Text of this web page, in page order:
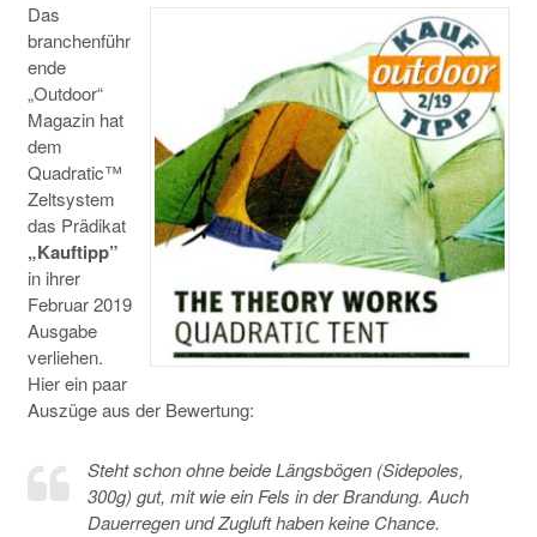
Das
branchenführ
ende
„Outdoor“
Magazin hat
dem
Quadratic™
Zeltsystem
das Prädikat
„Kauftipp”
in ihrer
Februar 2019
Ausgabe
verliehen.
Hier ein paar
Auszüge aus der Bewertung:
Steht schon ohne beide Längsbögen (Sidepoles,
300g) gut, mit wie ein Fels in der Brandung. Auch
Dauerregen und Zugluft haben keine Chance.